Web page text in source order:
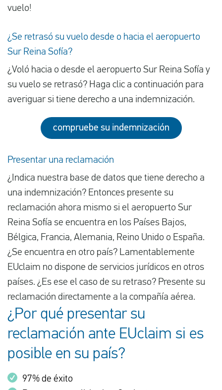
vuelo!
¿Se retrasó su vuelo desde o hacia el aeropuerto
Sur Reina Sofía?
¿Voló hacia o desde el aeropuerto Sur Reina Sofía y
su vuelo se retrasó? Haga clic a continuación para
averiguar si tiene derecho a una indemnización.
compruebe su indemnización
Presentar una reclamación
¿Indica nuestra base de datos que tiene derecho a
una indemnización? Entonces presente su
reclamación ahora mismo si el aeropuerto Sur
Reina Sofía se encuentra en los Países Bajos,
Bélgica, Francia, Alemania, Reino Unido o España.
¿Se encuentra en otro país? Lamentablemente
EUclaim no dispone de servicios jurídicos en otros
países. ¿Es ese el caso de su retraso? Presente su
reclamación directamente a la compañía aérea.
¿Por qué presentar su
reclamación ante EUclaim si es
posible en su país?
97% de éxito